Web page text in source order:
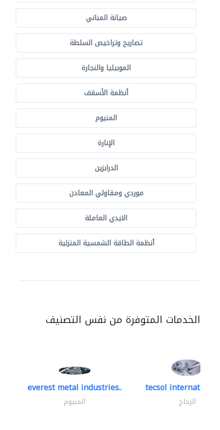
صيانة المباني
تصاريح وتراخيص السلطة
الموبيليا والنجارة
أنظمة الأسقف
المنيوم
الإنارة
الدرابزين
موردي ومقاولي المعادن
الايدي العاملة
أنظمة الطاقة الشمسية المنزلية
الخدمات المتوفرة من نفس التصنيف
everest metal industries..
المنيوم
tecsol
الزجاج